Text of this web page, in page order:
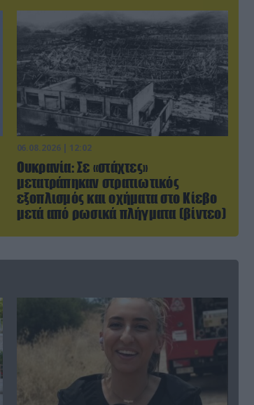
06.08.2026 | 12:02
Ουκρανία: Σε «στάχτες»
μετατράπηκαν στρατιωτικός
εξοπλισμός και οχήματα στο Κίεβο
μετά από ρωσικά πλήγματα (βίντεο)